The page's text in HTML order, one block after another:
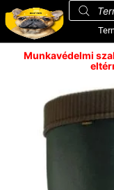
Munkavédelmi